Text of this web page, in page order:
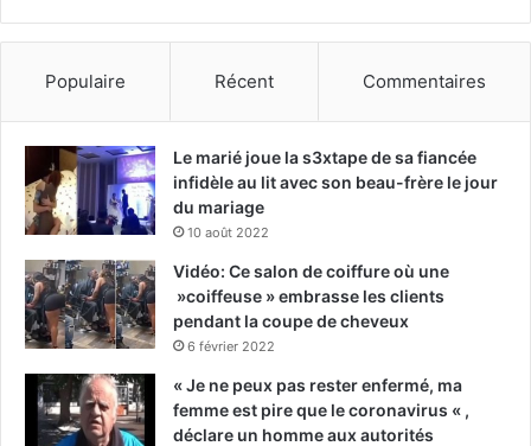
Populaire Récent Commentaires
Le marié joue la s3xtape de sa fiancée
infidèle au lit avec son beau-frère le jour
du mariage
10 août 2022
Vidéo: Ce salon de coiffure où une
»coiffeuse » embrasse les clients
pendant la coupe de cheveux
6 février 2022
« Je ne peux pas rester enfermé, ma
femme est pire que le coronavirus « ,
déclare un homme aux autorités